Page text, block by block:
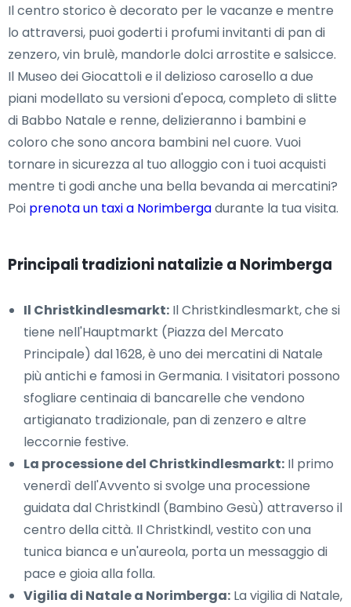
Il centro storico è decorato per le vacanze e mentre
lo attraversi, puoi goderti i profumi invitanti di pan di
zenzero, vin brulè, mandorle dolci arrostite e salsicce.
Il Museo dei Giocattoli e il delizioso carosello a due
piani modellato su versioni d'epoca, completo di slitte
di Babbo Natale e renne, delizieranno i bambini e
coloro che sono ancora bambini nel cuore. Vuoi
tornare in sicurezza al tuo alloggio con i tuoi acquisti
mentre ti godi anche una bella bevanda ai mercatini?
Poi prenota un taxi a Norimbergadurante la tua visita.
Principali tradizioni natalizie a Norimberga
Il Christkindlesmarkt: Il Christkindlesmarkt, che si
tiene nell'Hauptmarkt (Piazza del Mercato
Principale) dal 1628, è uno dei mercatini di Natale
più antichi e famosi in Germania. I visitatori possono
sfogliare centinaia di bancarelle che vendono
artigianato tradizionale, pan di zenzero e altre
leccornie festive.
La processione del Christkindlesmarkt: Il primo
venerdì dell'Avvento si svolge una processione
guidata dal Christkindl (Bambino Gesù) attraverso il
centro della città. Il Christkindl, vestito con una
tunica bianca e un'aureola, porta un messaggio di
pace e gioia alla folla.
Vigilia di Natale a Norimberga: La vigilia di Natale,